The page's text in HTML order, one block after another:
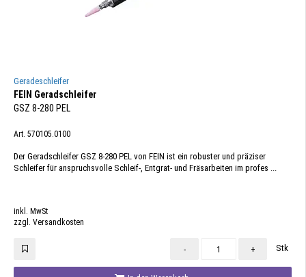
Geradeschleifer
FEIN Geradschleifer
GSZ 8-280 PEL
Art. 570105.0100
Der Geradschleifer GSZ 8-280 PEL von FEIN ist ein robuster und präziser
Schleifer für anspruchsvolle Schleif-, Entgrat- und Fräsarbeiten im profes ...
inkl. MwSt
zzgl. Versandkosten
- + Stk